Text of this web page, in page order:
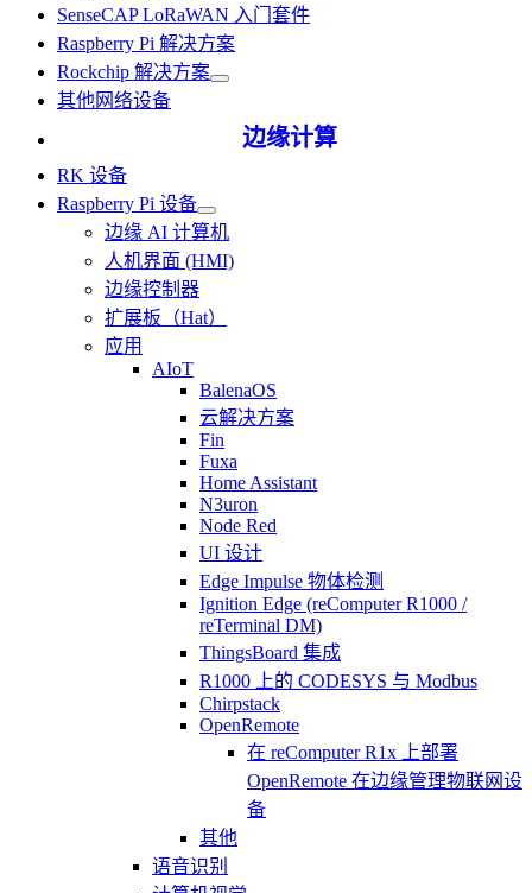
SenseCAP LoRaWAN 入门套件
Raspberry Pi 解决方案
Rockchip 解决方案
其他网络设备
边缘计算
RK 设备
Raspberry Pi 设备
边缘 AI 计算机
人机界面 (HMI)
边缘控制器
扩展板（Hat）
应用
AIoT
BalenaOS
云解决方案
Fin
Fuxa
Home Assistant
N3uron
Node Red
UI 设计
Edge Impulse 物体检测
Ignition Edge (reComputer R1000 /
reTerminal DM)
ThingsBoard 集成
R1000 上的 CODESYS 与 Modbus
Chirpstack
OpenRemote
在 reComputer R1x 上部署
OpenRemote 在边缘管理物联网设
备
其他
语音识别